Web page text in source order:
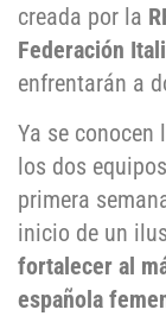
creada por la
Federación
enfrentarán a
Ya se conocen
los dos
primera
inicio de un
fortalecer al
española